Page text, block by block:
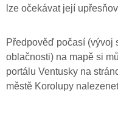
lze očekávat její
Předpověď počasí (vývoj
oblačnosti) na mapě si
portálu Ventusky na
městě Korolupy